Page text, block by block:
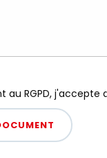
au RGPD,